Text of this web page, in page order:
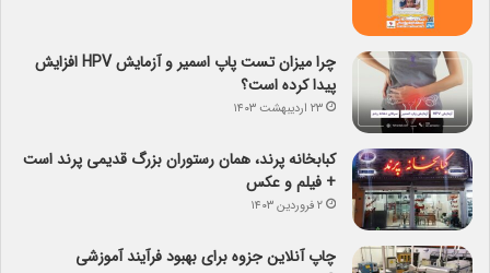
چرا میزان تست پاپ اسمیر و آزمایش HPV افزایش
پیدا کرده است؟
۲۳ اردیبهشت ۱۴۰۳
کبابخانه پرند، همان رستوران بزرگ قدیمی پرند است
+ فیلم و عکس
۲ فروردین ۱۴۰۳
چاپ آنلاین جزوه برای بهبود فرآیند آموزشی